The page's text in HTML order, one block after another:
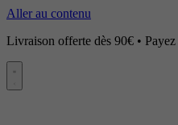
Aller au contenu
Livraison offerte dès 90€ •